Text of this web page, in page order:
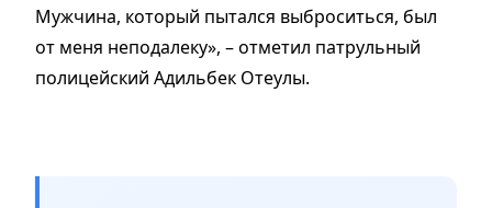
Мужчина, который пытался выброситься, был
от меня неподалеку», – отметил патрульный
полицейский Адильбек Отеулы.